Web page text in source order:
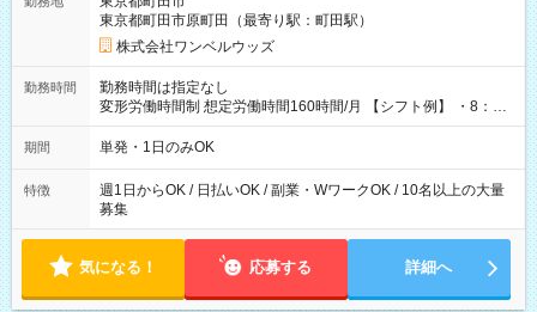
東京都町田市原町田（最寄り駅：町田駅）
株式会社ワンベルウッズ
勤務時間
勤務時間は指定なし
変形労働時間制 想定労働時間160時間/月 【シフト例】 ・8：00
～21：00
期間 単発・1日のみOK
特徴
週1日からOK / 日払いOK / 副業・WワークOK / 10名以上の大量
募集
気になる！ 応募する 詳細へ